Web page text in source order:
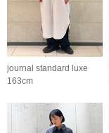
journal standard luxe
163cm